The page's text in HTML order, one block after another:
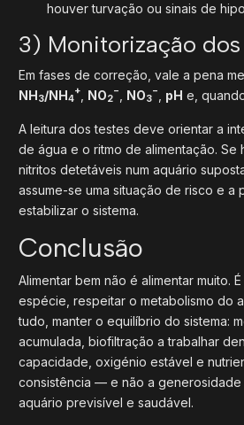
houver turvação ou sinais de
3) Monitorização
Em fases de correção, vale a pena
NH3/NH4
+ NO2
− NO3
− pH e,
A leitura dos testes deve orientar a
de água e o ritmo de alimentação. Se
nitritos detetáveis num aquário
assume-se uma situação de risco e a
estabilizar o sistema.
Conclusão
Alimentar bem não é alimentar muito.
espécie, respeitar o metabolismo do
tudo, manter o equilíbrio do sistema:
acumulada, biofiltração a trabalhar
capacidade, oxigénio estável e
consistência — e não a
aquário previsível e saudável.